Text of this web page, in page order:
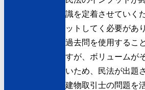
識を定着させていく
ットしてく必要があ
過去問を使用するこ
すが、ボリュームが
いため、民法が出題
建物取引士の問題を